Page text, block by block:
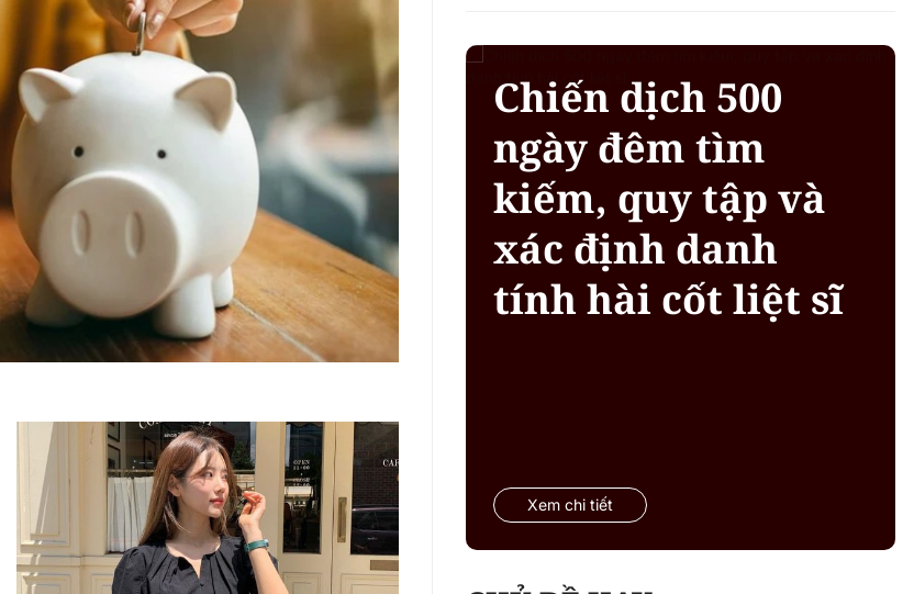
Chiến dịch 500
ngày đêm tìm
kiếm, quy tập và
xác định danh
tính hài cốt liệt sĩ
Xem chi tiết